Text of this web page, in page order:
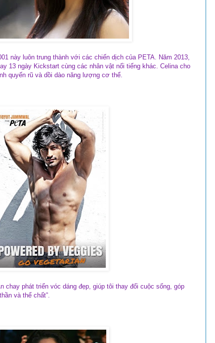
này luôn trung thành với các chiến dịch của PETA. Năm 2013,
13 ngày Kickstart cùng các nhân vật nổi tiếng khác. Celina cho
quyến rũ và dồi dào năng lượng cơ thể.
chay phát triển vóc dáng đẹp, giúp tôi thay đổi cuộc sống, góp
và thể chất”.